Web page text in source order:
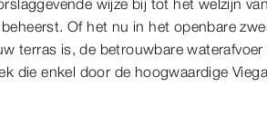
Of het nu in het openbare
terras is, de betrouwbare waterafvoer
die enkel door de hoogwaardige